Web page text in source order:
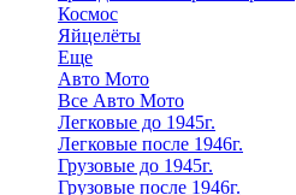
Космос
Яйцелёты
Еще
Авто Мото
Все Авто Мото
Легковые до 1945г.
Легковые после 1946г.
Грузовые до 1945г.
Грузовые после 1946г.